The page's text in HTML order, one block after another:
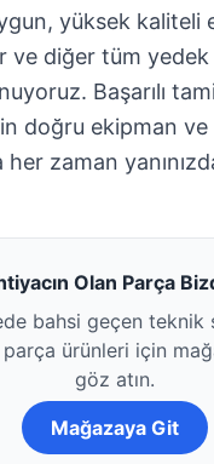
yüksek kaliteli
ve diğer tüm yedek
Başarılı
doğru ekipman ve
zaman
Olan Parça
bahsi geçen teknik
ürünleri için
göz atın.
Mağazaya Git